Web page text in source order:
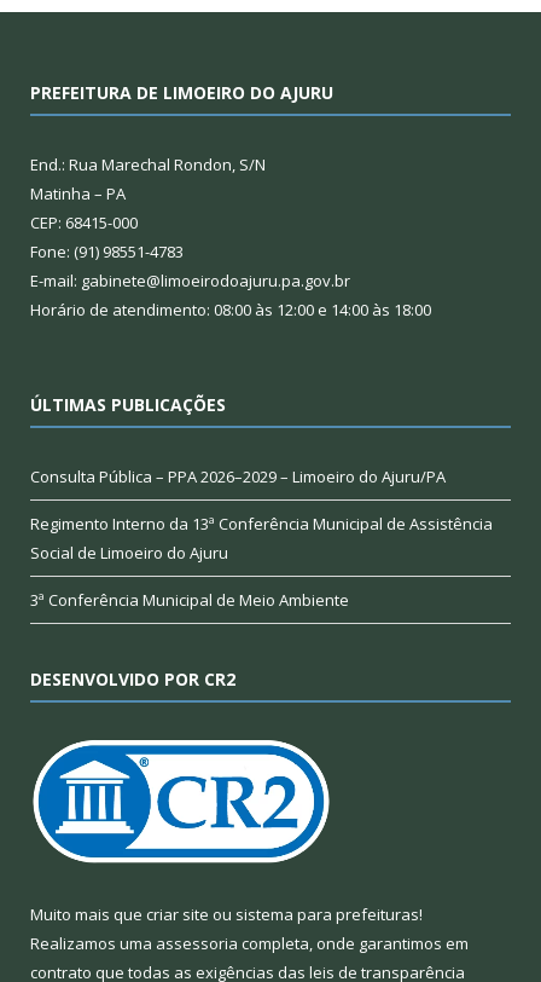
PREFEITURA DE LIMOEIRO DO AJURU
End.: Rua Marechal Rondon, S/N
Matinha – PA
CEP: 68415-000
Fone: (91) 98551-4783
E-mail: gabinete@limoeirodoajuru.pa.gov.br
Horário de atendimento: 08:00 às 12:00 e 14:00 às 18:00
ÚLTIMAS PUBLICAÇÕES
Consulta Pública – PPA 2026–2029 – Limoeiro do Ajuru/PA
Regimento Interno da 13ª Conferência Municipal de Assistência
Social de Limoeiro do Ajuru
3ª Conferência Municipal de Meio Ambiente
DESENVOLVIDO POR CR2
Muito mais que criar site ou sistema para prefeituras!
Realizamos uma assessoria completa, onde garantimos em
contrato que todas as exigências das leis de transparência